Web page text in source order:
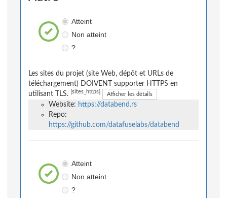
Atteint
Non atteint
?
Les sites du projet (site Web, dépôt et URLs de
téléchargement) DOIVENT supporter HTTPS en
utilisant TLS.
[sites_https] Afficher les détails
Website: https://databend.rs
Repo:
https://github.com/datafuselabs/databend
Atteint
Non atteint
?